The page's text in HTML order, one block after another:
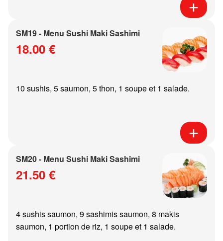
SM19 - Menu Sushi Maki Sashimi
18.00 €
10 sushis, 5 saumon, 5 thon, 1 soupe et 1 salade.
SM20 - Menu Sushi Maki Sashimi
21.50 €
4 sushis saumon, 9 sashimis saumon, 8 makis
saumon, 1 portion de riz, 1 soupe et 1 salade.